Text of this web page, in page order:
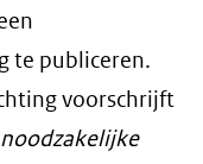
te publiceren.
voorschrijft